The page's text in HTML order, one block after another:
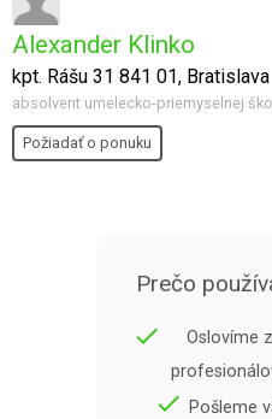
Alexander Klinko
kpt. Rášu 31 841 01, Bratislava
absolvent umelecko-priemyselnej
Požiadať o ponuku
Prečo
done
Oslovíme
done Pošleme